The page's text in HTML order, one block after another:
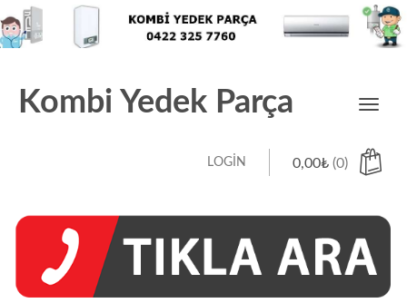
Kombi Yedek Parça
Toggle
0,00₺ (0)
LOGIN